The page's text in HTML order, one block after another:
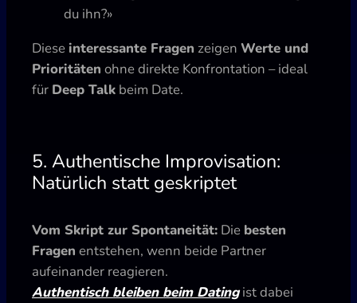
du ihn?»
Diese interessante Fragen zeigen Werte und
Prioritäten ohne direkte Konfrontation – ideal
für Deep Talk beim Date.
5. Authentische Improvisation:
Natürlich statt geskriptet
Vom Skript zur Spontaneität: Die besten
Fragen entstehen, wenn beide Partner
aufeinander reagieren.
Authentisch bleiben beim Datingist dabei